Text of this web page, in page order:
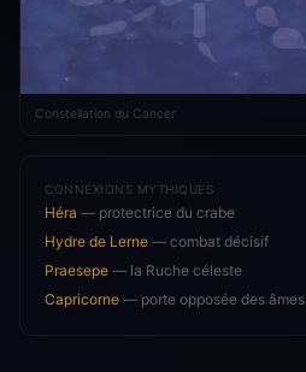
Constellation du Cancer
CONNEXIONS MYTHIQUES
Héra — protectrice du crabe
Hydre de Lerne — combat décisif
Praesepe — la Ruche céleste
Capricorne — porte opposée des âmes